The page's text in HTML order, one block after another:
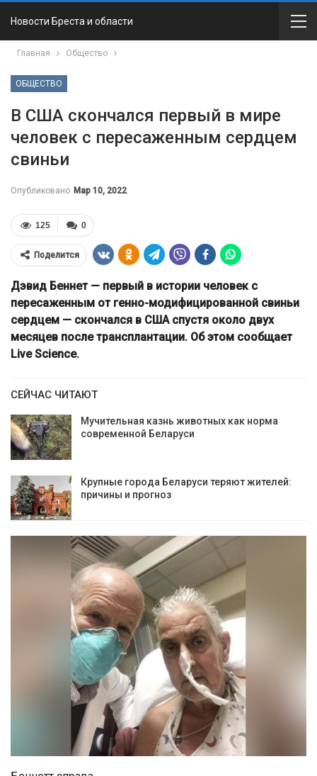
Новости Бреста и области
Главная Общество
ОБЩЕСТВО
В США скончался первый в мире
человек с пересаженным сердцем
свиньи
Опубликовано Мар 10, 2022
0
125
Поделится
Дэвид Беннет — первый в истории человек с
пересаженным от генно-модифицированной свиньи
сердцем — скончался в США спустя около двух
месяцев после трансплантации. Об этом сообщает
Live Science.
СЕЙЧАС ЧИТАЮТ
Мучительная казнь животных как норма
современной Беларуси
Крупные города Беларуси теряют жителей:
причины и прогноз